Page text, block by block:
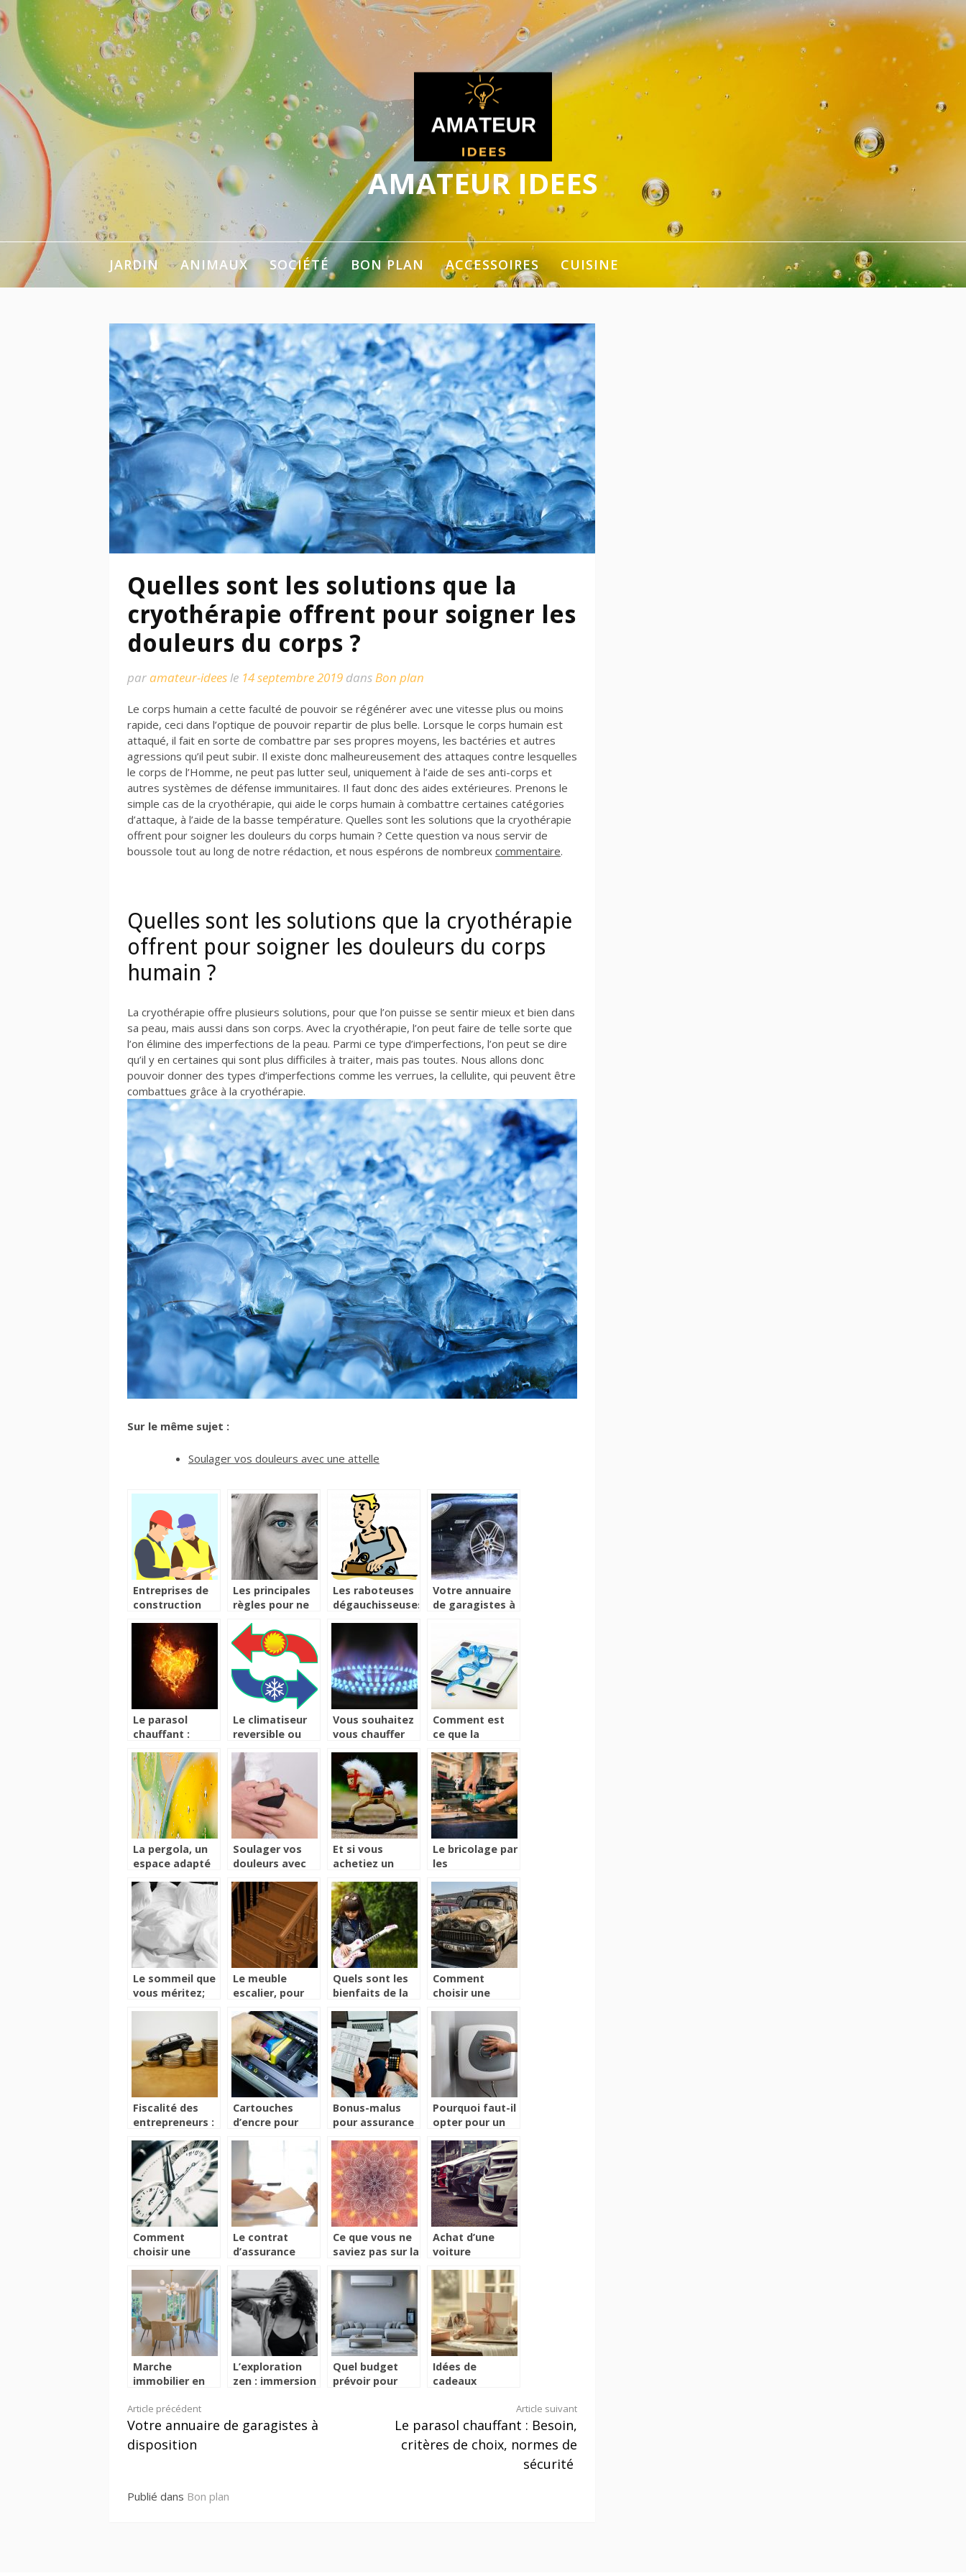
Aller
au
contenu
AMATEUR IDEES
Pour se changer les idées
JARDIN ANIMAUX SOCIÉTÉ BON PLAN ACCESSOIRES CUISINE
Quelles sont les solutions que la
cryothérapie offrent pour soigner les
douleurs du corps ?
paramateur-ideesle 14 septembre 2019 dansBon plan
Le corps humain a cette faculté de pouvoir se régénérer avec une vitesse plus ou moins
rapide, ceci dans l’optique de pouvoir repartir de plus belle. Lorsque le corps humain est
attaqué, il fait en sorte de combattre par ses propres moyens, les bactéries et autres
agressions qu’il peut subir. Il existe donc malheureusement des attaques contre lesquelles
le corps de l’Homme, ne peut pas lutter seul, uniquement à l’aide de ses anti-corps et
autres systèmes de défense immunitaires. Il faut donc des aides extérieures. Prenons le
simple cas de la cryothérapie, qui aide le corps humain à combattre certaines catégories
d’attaque, à l’aide de la basse température. Quelles sont les solutions que la cryothérapie
offrent pour soigner les douleurs du corps humain ? Cette question va nous servir de
boussole tout au long de notre rédaction, et nous espérons de nombreux commentaire.
Quelles sont les solutions que la cryothérapie
offrent pour soigner les douleurs du corps
humain ?
La cryothérapie offre plusieurs solutions, pour que l’on puisse se sentir mieux et bien dans
sa peau, mais aussi dans son corps. Avec la cryothérapie, l’on peut faire de telle sorte que
l’on élimine des imperfections de la peau. Parmi ce type d’imperfections, l’on peut se dire
qu’il y en certaines qui sont plus difficiles à traiter, mais pas toutes. Nous allons donc
pouvoir donner des types d’imperfections comme les verrues, la cellulite, qui peuvent être
combattues grâce à la cryothérapie.
Sur le même sujet :
Soulager vos douleurs avec une attelle
Entreprises de
construction
Les principales
règles pour ne
cicatrices
d’acné
Les raboteuses
dégauchisseuses,
Votre annuaire
de garagistes à
Le parasol
chauffant :
de choix,
normes de
sécurité
Le climatiseur
reversible ou
Vous souhaitez
vous chauffer
Jettez un coup
d’œil à ce
réchaud
innovant
Comment est
ce que la
connectée
change notre
vision de la
santé ?
La pergola, un
espace adapté
moments de
détente et de
relaxation
Soulager vos
douleurs avec
Et si vous
achetiez un
pour votre
enfant ?
Le bricolage par
les
et leurs outils
Le sommeil que
vous méritez;
orthopédiques
Le meuble
escalier, pour
originale
Quels sont les
bienfaits de la
les enfants ?
Comment
choisir une
son premier
véhicule ?
Fiscalité des
entrepreneurs :
privilégier
l’achat d’une
voiture neuve ?
Cartouches
d’encre pour
que faut-il
savoir ?
Bonus-malus
pour assurance
fonctionnement
et calcul
Pourquoi faut-il
opter pour un
électrique ?
Comment
choisir une
Le contrat
d’assurance
il savoir sur les
formules de
garanties
proposées ?
Ce que vous ne
saviez pas sur la
Mandala
Achat d’une
voiture
Quelles sont les
principales
procédures à
suivre ?
Marche
immobilier en
les tendances
cles pour une
evaluation
reussie
L’exploration
zen : immersion
blog beaute et
Quel budget
prévoir pour
Idées de
cadeaux
plaisir à maman
à la fête des
mères
Lire
la
Article précédent
Votre annuaire de garagistes à
disposition
Article suivant
Le parasol chauffant : Besoin,
critères de choix, normes de
sécurité
Publié dans Bon plan